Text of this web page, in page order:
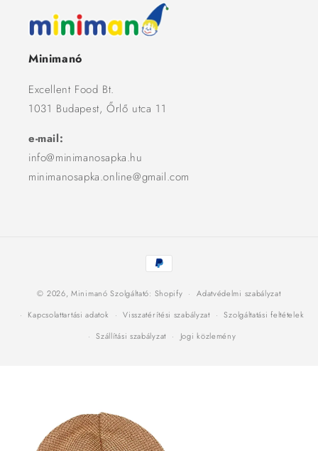
Minimanó
Excellent Food Bt.
1031 Budapest, Őrlő utca 11
e-mail:
info@minimanosapka.hu
minimanosapka.online@gmail.com
Fizetési
módok
© 2026,Minimanó Szolgáltató: Shopify
Adatvédelmi szabályzat
Kapcsolattartási adatok
Visszatérítési szabályzat
Szolgáltatási feltételek
Szállítási szabályzat
Jogi közlemény